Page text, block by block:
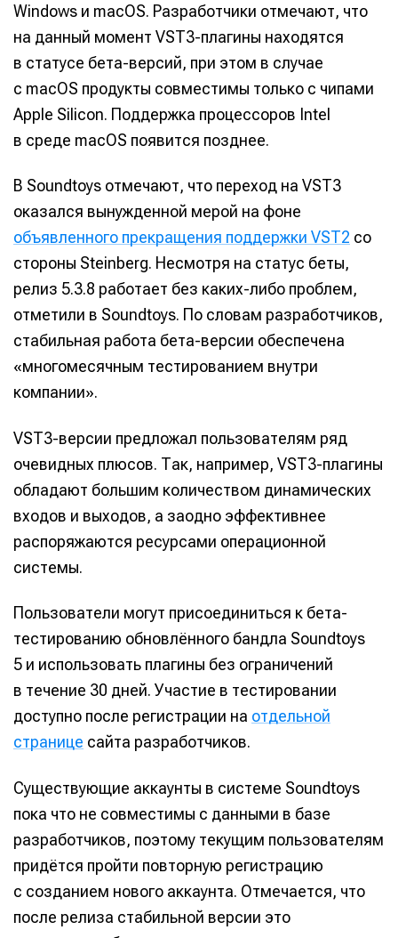
Windows и macOS. Разработчики отмечают, что
на данный момент VST3-плагины находятся
в статусе бета-версий, при этом в случае
с macOS продукты совместимы только с чипами
Apple Silicon. Поддержка процессоров Intel
в среде macOS появится позднее.
В Soundtoys отмечают, что переход на VST3
оказался вынужденной мерой на фоне
объявленного прекращения поддержки VST2 со
стороны Steinberg. Несмотря на статус беты,
релиз 5.3.8 работает без каких-либо проблем,
отметили в Soundtoys. По словам разработчиков,
стабильная работа бета-версии обеспечена
«многомесячным тестированием внутри
компании».
VST3-версии предложал пользователям ряд
очевидных плюсов. Так, например, VST3-плагины
обладают большим количеством динамических
входов и выходов, а заодно эффективнее
распоряжаются ресурсами операционной
системы.
Пользователи могут присоединиться к бета-
тестированию обновлённого бандла Soundtoys
5 и использовать плагины без ограничений
в течение 30 дней. Участие в тестировании
доступно после регистрации на отдельной
странице сайта разработчиков.
Существующие аккаунты в системе Soundtoys
пока что не совместимы с данными в базе
разработчиков, поэтому текущим пользователям
придётся пройти повторную регистрацию
с созданием нового аккаунта. Отмечается, что
после релиза стабильной версии это